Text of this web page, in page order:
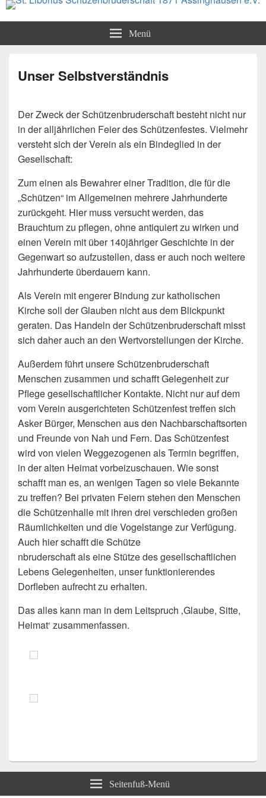
St. Liborius Schüzenbruderschaft
1871 Assinghausen e.V.
Menü
Unser Selbstverständnis
Der Zweck der Schützenbruderschaft besteht nicht nur
in der alljährlichen Feier des Schützenfestes. Vielmehr
versteht sich der Verein als ein Bindeglied in der
Gesellschaft:
Zum einen als Bewahrer einer Tradition, die für die
„Schützen“ im Allgemeinen mehrere Jahrhunderte
zurückgeht. Hier muss versucht werden, das
Brauchtum zu pflegen, ohne antiquiert zu wirken und
einen Verein mit über 140jähriger Geschichte in der
Gegenwart so aufzustellen, dass er auch noch weitere
Jahrhunderte überdauern kann.
Als Verein mit engerer Bindung zur katholischen
Kirche soll der Glauben nicht aus dem Blickpunkt
geraten. Das Handeln der Schützenbruderschaft misst
sich daher auch an den Wertvorstellungen der Kirche.
Außerdem führt unsere Schützenbruderschaft
Menschen zusammen und schafft Gelegenheit zur
Pflege gesellschaftlicher Kontakte. Nicht nur auf dem
vom Verein ausgerichteten Schützenfest treffen sich
Asker Bürger, Menschen aus den Nachbarschaftsorten
und Freunde von Nah und Fern. Das Schützenfest
wird von vielen Weggezogenen als Termin begriffen,
in der alten Heimat vorbeizuschauen. Wie sonst
schafft man es, an wenigen Tagen so viele Bekannte
zu treffen? Bei privaten Feiern stehen den Menschen
die Schützenhalle mit ihren drei verschieden großen
Räumlichkeiten und die Vogelstange zur Verfügung.
Auch hier schafft die Schütze
nbruderschaft als eine Stütze des gesellschaftlichen
Lebens Gelegenheiten, unser funktionierendes
Dorfleben aufrecht zu erhalten.
Das alles kann man in dem Leitspruch ‚Glaube, Sitte,
Heimat‘ zusammenfassen.
Seitenfuß-Menü